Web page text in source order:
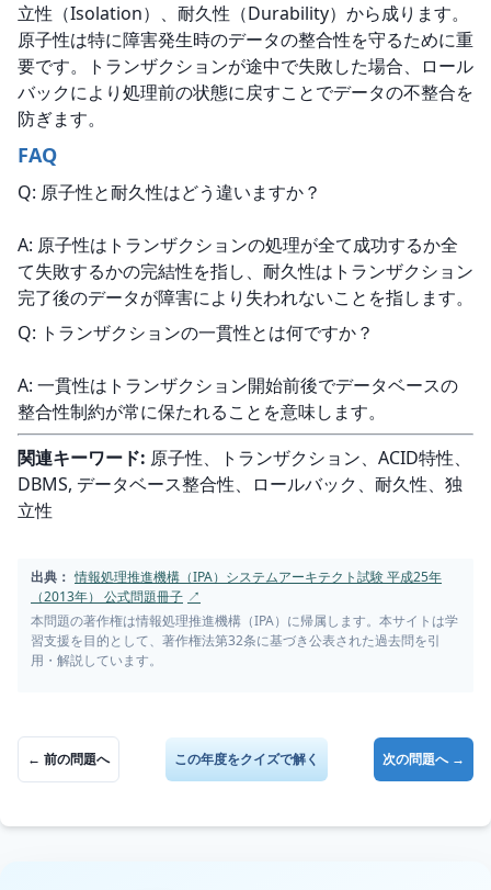
立性（Isolation）、耐久性（Durability）から成ります。
原子性は特に障害発生時のデータの整合性を守るために重
要です。トランザクションが途中で失敗した場合、ロール
バックにより処理前の状態に戻すことでデータの不整合を
防ぎます。
FAQ
Q: 原子性と耐久性はどう違いますか？
A: 原子性はトランザクションの処理が全て成功するか全
て失敗するかの完結性を指し、耐久性はトランザクション
完了後のデータが障害により失われないことを指します。
Q: トランザクションの一貫性とは何ですか？
A: 一貫性はトランザクション開始前後でデータベースの
整合性制約が常に保たれることを意味します。
関連キーワード: 原子性、トランザクション、ACID特性、
DBMS, データベース整合性、ロールバック、耐久性、独
立性
出典： 情報処理推進機構（IPA）システムアーキテクト試験 平成25年
（2013年） 公式問題冊子 ↗
本問題の著作権は情報処理推進機構（IPA）に帰属します。本サイトは学
習支援を目的として、著作権法第32条に基づき公表された過去問を引
用・解説しています。
← 前の問題へ この年度をクイズで解く 次の問題へ →